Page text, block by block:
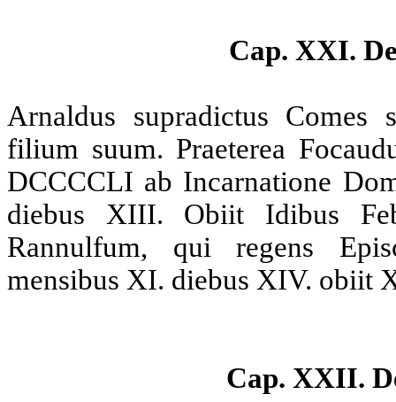
Cap. XXI.
Arnaldus supradictus Comes
filium suum. Praeterea
DCCCCLI ab Incarnatione
diebus XIII. Obiit Idibus
Rannulfum, qui regens
mensibus XI. diebus XIV. obiit
Cap. XXII.